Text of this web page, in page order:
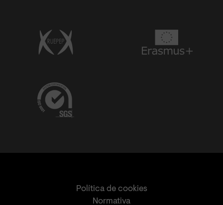
Política de cookies
Normativa